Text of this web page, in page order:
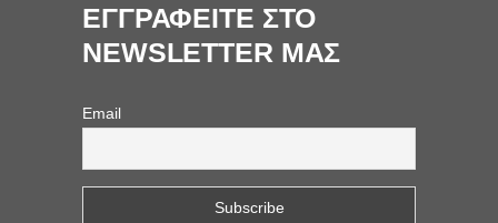
ΕΓΓΡΑΦΕΙΤΕ ΣΤΟ
NEWSLETTER ΜΑΣ
Email